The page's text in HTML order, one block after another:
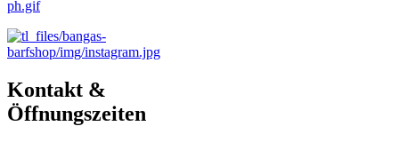
Kontakt &
Öffnungszeiten